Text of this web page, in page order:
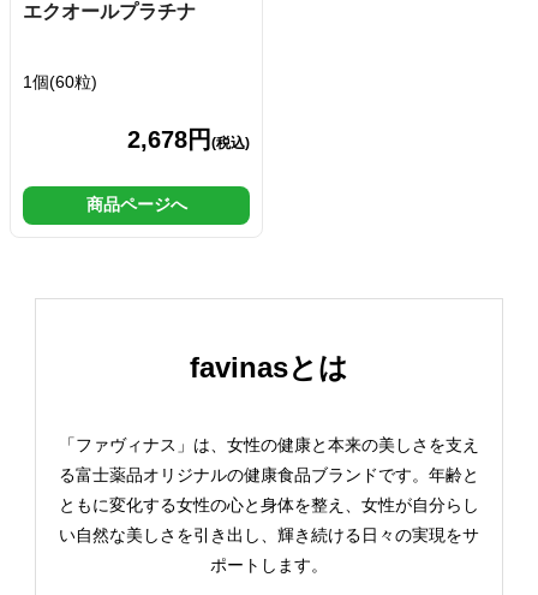
エクオールプラチナ
1個(60粒)
2,678円 (税込)
商品ページへ
favinasとは
「ファヴィナス」は、女性の健康と本来の美しさを支え
る富士薬品オリジナルの健康食品ブランドです。年齢と
ともに変化する女性の心と身体を整え、女性が自分らし
い自然な美しさを引き出し、輝き続ける日々の実現をサ
ポートします。